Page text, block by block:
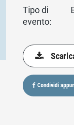
Tipo di
evento:
Condividi